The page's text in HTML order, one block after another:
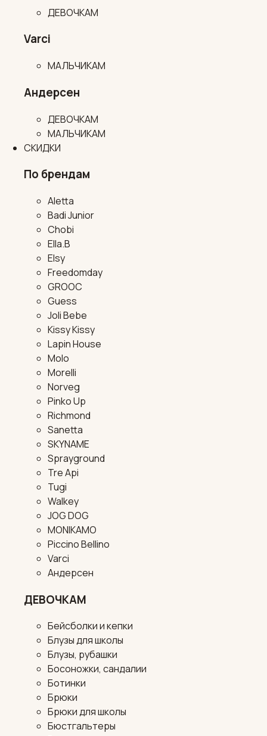
ДЕВОЧКАМ
Varci
МАЛЬЧИКАМ
Андерсен
ДЕВОЧКАМ
МАЛЬЧИКАМ
СКИДКИ
По брендам
Aletta
Badi Junior
Chobi
Ella.B
Elsy
Freedomday
GROOC
Guess
Joli Bebe
Kissy Kissy
Lapin House
Molo
Morelli
Norveg
Pinko Up
Richmond
Sanetta
SKYNAME
Sprayground
Tre Api
Tugi
Walkey
JOG DOG
MONIKAMO
Piccino Bellino
Varci
Андерсен
ДЕВОЧКАМ
Бейсболки и кепки
Блузы для школы
Блузы, рубашки
Босоножки, сандалии
Ботинки
Брюки
Брюки для школы
Бюстгальтеры